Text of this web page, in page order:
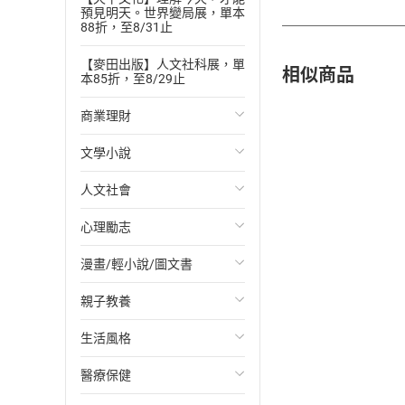
預見明天。世界變局展，單本
88折，至8/31止
【麥田出版】人文社科展，單
本85折，至8/29止
商業理財
投資理財
經濟/趨勢
財務/金融
管理/領導
職場工作術
成功法
行銷/廣告
文學小說
歐美文學
日本文學
韓國文學
華文文學
經典文學
成長/家庭生活小說
人文社會
國際關係
政治
社會科學
台灣/中國歷史
日/韓歷史
心理勵志
心靈成長/情緒
人際關係
兩性關係
心理學
漫畫/輕小說/圖文書
輕小說
奇幻/科幻
愛情故事
親子教養
教育現場
兒童文學/故事
生活風格
飲食/食譜
醫療保健
相似商品